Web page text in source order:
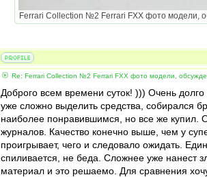
Ferrari Collection №2 Ferrari FXX фото модели,
Re: Ferrari Collection №2 Ferrari FXX фото модели,
Доброго всем времени суток! ))) Очень
уже сложно выделить средства, собирался
наиболее понравившимся, но все же купил.
журналов. Качество конечно выше, чем у
проигрывает, чего и следовало ожидать.
спиливается, не беда. Сложнее уже нанест
материал и это решаемо. Для сравнения